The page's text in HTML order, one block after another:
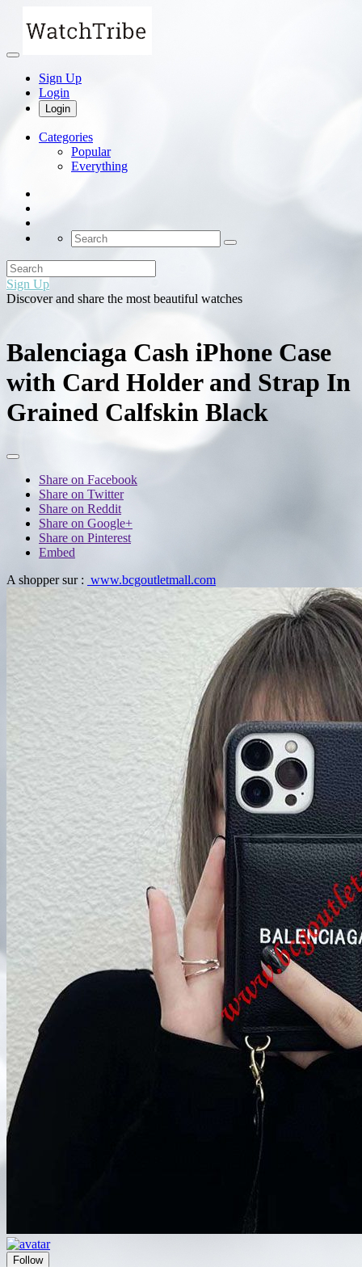
Sign Up
Login
Login
Categories
Popular
Everything
Sign Up
Discover and share the most beautiful watches
Balenciaga Cash iPhone Case
with Card Holder and Strap In
Grained Calfskin Black
Share on Facebook
Share on Twitter
Share on Reddit
Share on Google+
Share on Pinterest
Embed
A shopper sur : www.bcgoutletmall.com
Follow